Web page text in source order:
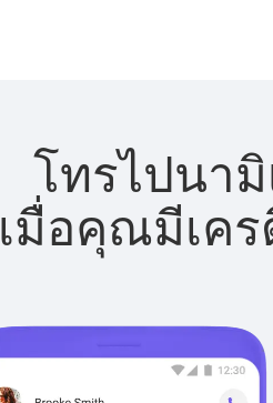
โทรไปนามิ
เมื่อคุณมีเค